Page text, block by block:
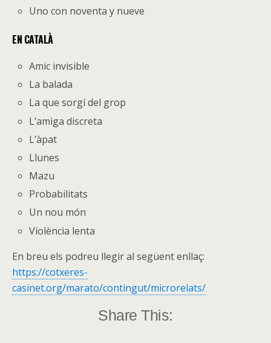
Uno con noventa y nueve
EN CATALÀ
Amic invisible
La balada
La que sorgí del grop
L’amiga discreta
L’àpat
Llunes
Mazu
Probabilitats
Un nou món
Violència lenta
En breu els podreu llegir al següent enllaç:
https://cotxeres-
casinet.org/marato/contingut/microrelats/
Share This: